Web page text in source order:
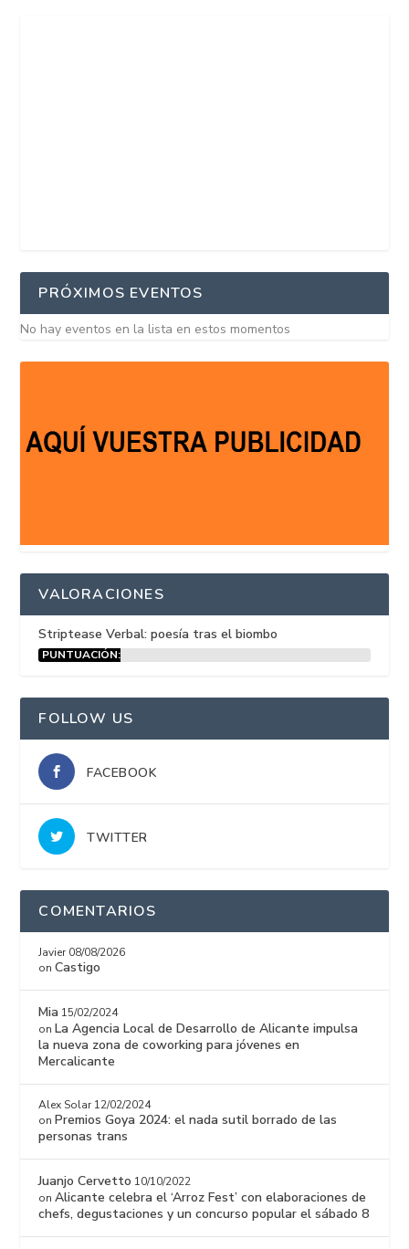
PRÓXIMOS EVENTOS
No hay eventos en la lista en estos momentos
VALORACIONES
Striptease Verbal: poesía tras el biombo
PUNTUACIÓN:
FOLLOW US
FACEBOOK
TWITTER
COMENTARIOS
Javier 08/08/2026
onCastigo
Mia 15/02/2024
onLa Agencia Local de Desarrollo de Alicante impulsa
la nueva zona de coworking para jóvenes en
Mercalicante
Alex Solar 12/02/2024
onPremios Goya 2024: el nada sutil borrado de las
personas trans
Juanjo Cervetto 10/10/2022
onAlicante celebra el ‘Arroz Fest’ con elaboraciones de
chefs, degustaciones y un concurso popular el sábado 8